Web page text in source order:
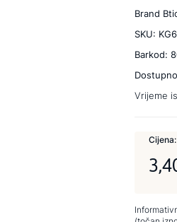
Brand
SKU:
Barkod:
Vrijeme
Cijena: